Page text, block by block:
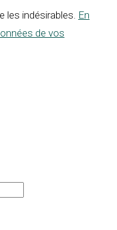
les indésirables. En
de vos